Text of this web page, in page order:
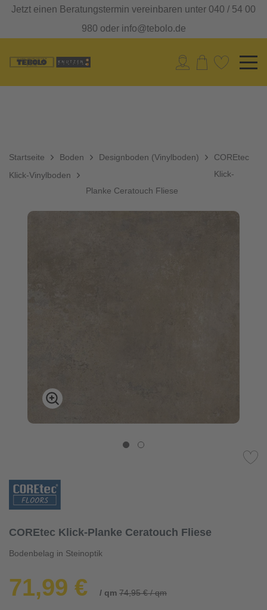
Jetzt einen Beratungstermin vereinbaren unter 040 / 54 00
980 oder info@tebolo.de
Startseite Boden
Designboden (Vinylboden)
Klick-Vinylboden
COREtec
Klick-
Planke Ceratouch Fliese
COREtec Klick-Planke Ceratouch Fliese
Bodenbelag in Steinoptik
71,99 € / qm 74,95 € / qm